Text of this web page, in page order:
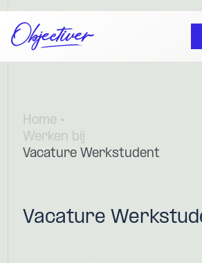
Home •
Werken bij
Vacature Werkstudent
Vacature